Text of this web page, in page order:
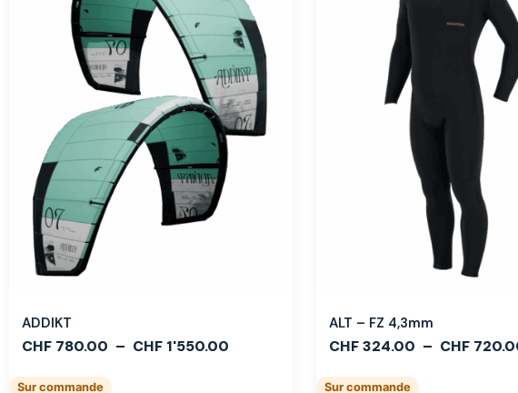
ADDIKT
CHF 780.00 – CHF 1'550.00
Sur commande
ALT – FZ 4,3mm
CHF324.00 – CHF
Sur commande